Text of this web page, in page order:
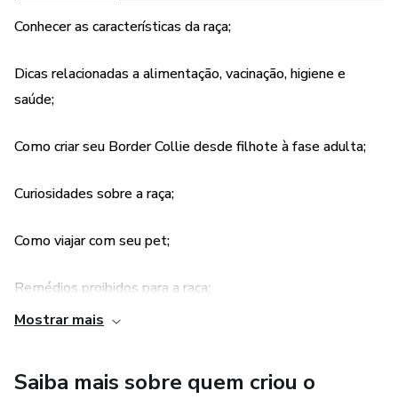
e as suas principais necessidades.
Conhecer as características da raça;
Dicas relacionadas a alimentação, vacinação, higiene e
saúde;
Como criar seu Border Collie desde filhote à fase adulta;
Curiosidades sobre a raça;
Como viajar com seu pet;
Remédios proibidos para a raça;
Castração.
Mostrar mais
Saiba mais sobre quem criou o